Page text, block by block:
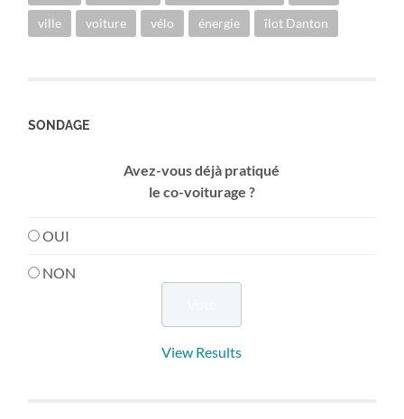
ville voiture vélo énergie îlot Danton
SONDAGE
Avez-vous déjà pratiqué
le co-voiturage ?
OUI
NON
View Results